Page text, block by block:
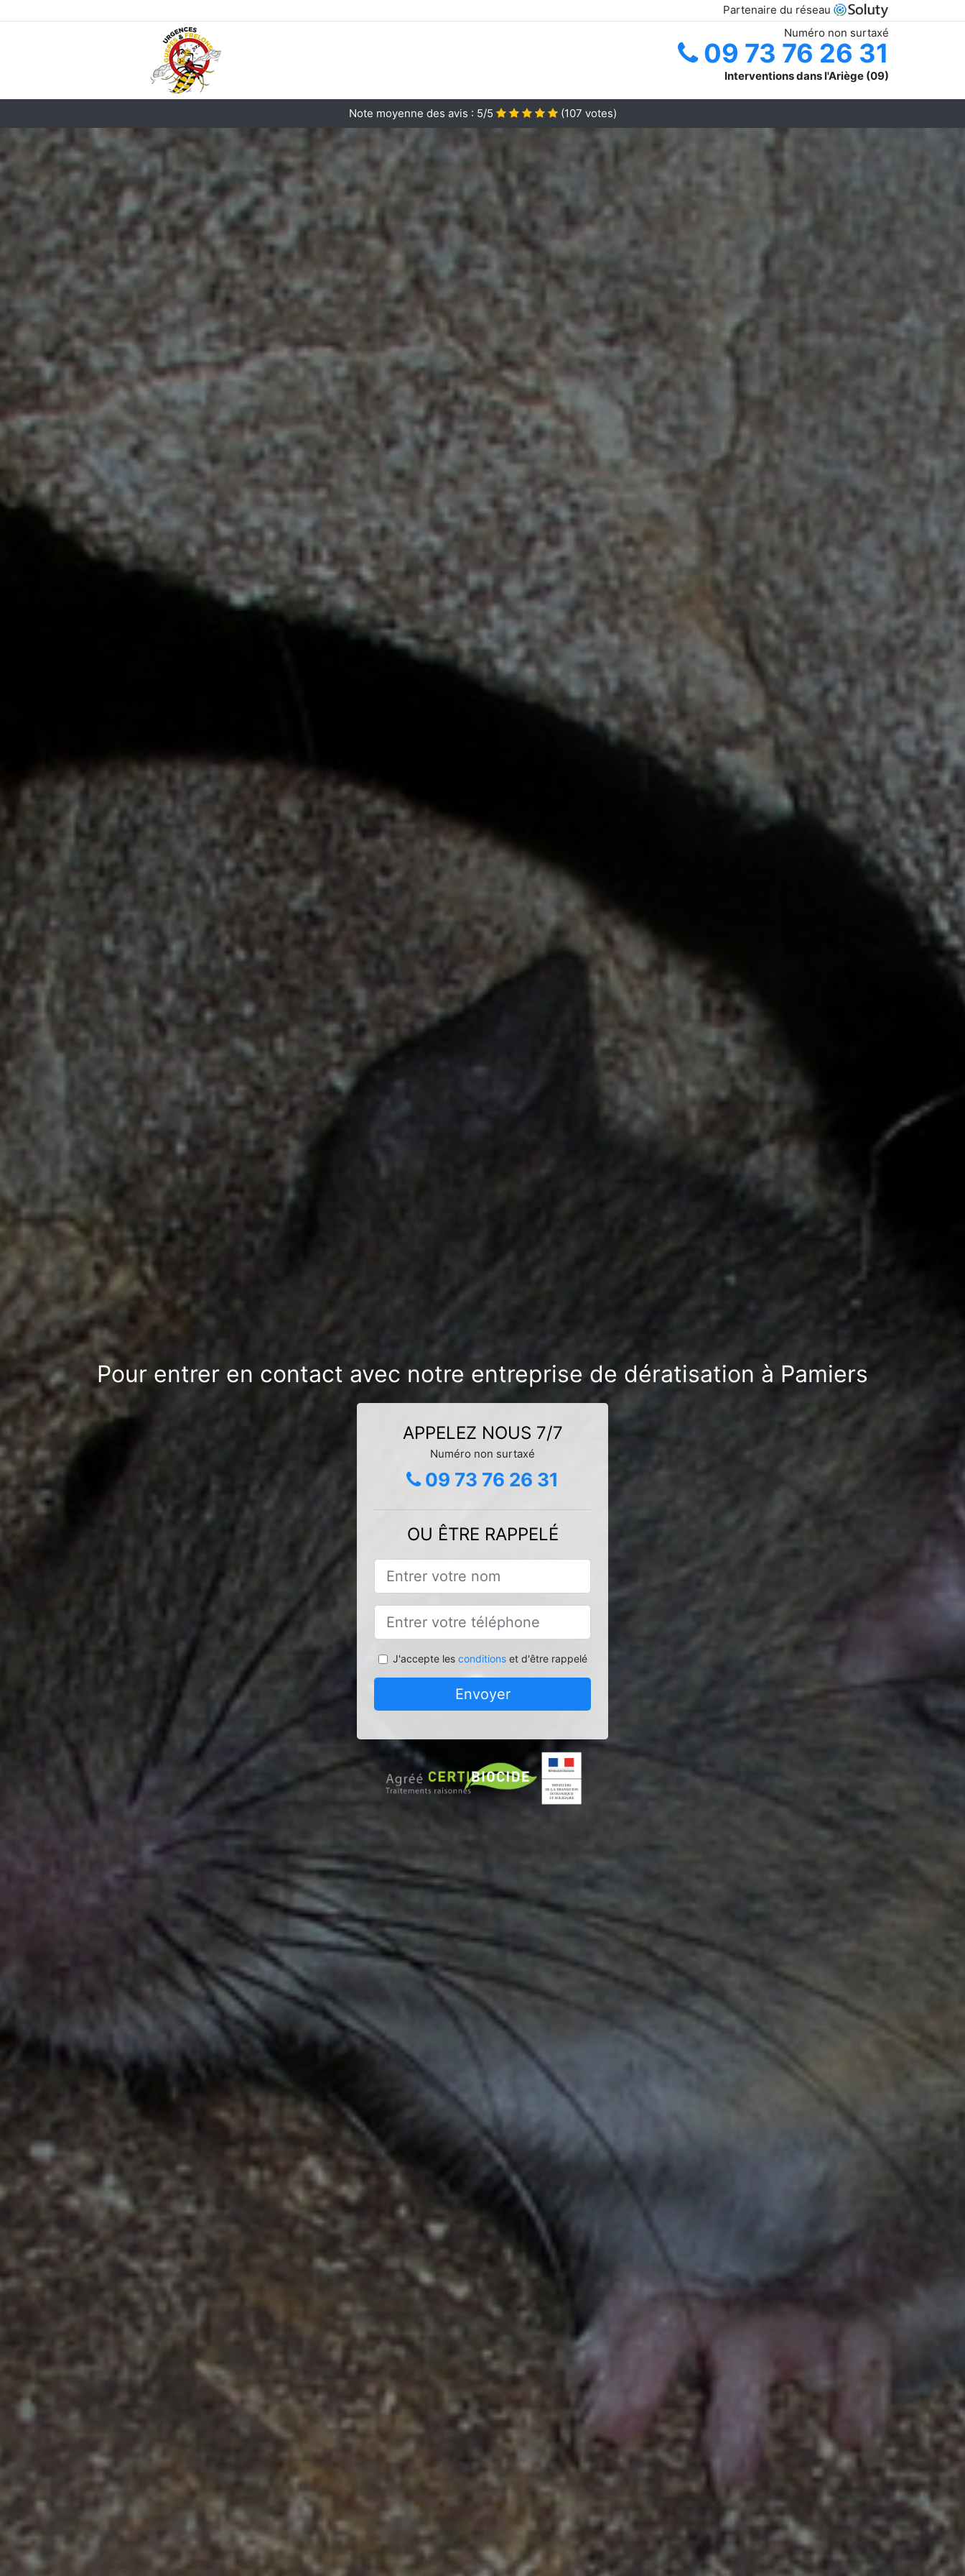
Partenaire du réseau
Numéro non surtaxé
09 73 76 26 31
Interventions dans l'Ariège (09)
Note moyenne des avis : 5/5 (107 votes)
Pour entrer en contact avec notre entreprise de dératisation à Pamiers
APPELEZ NOUS 7/7
Numéro non surtaxé
09 73 76 26 31
OU ÊTRE RAPPELÉ
J'accepte les conditionset d'être rappelé
Envoyer